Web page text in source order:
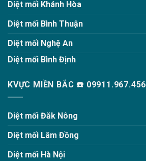
Diệt mối Khánh Hòa
Diệt mối Bình Thuận
Diệt mối Nghệ An
Diệt mối Bình Định
KVỰC MIỀN BẮC ☎️ 09911.967.456
Diệt mối Đăk Nông
Diệt mối Lâm Đồng
Diệt mối Hà Nội